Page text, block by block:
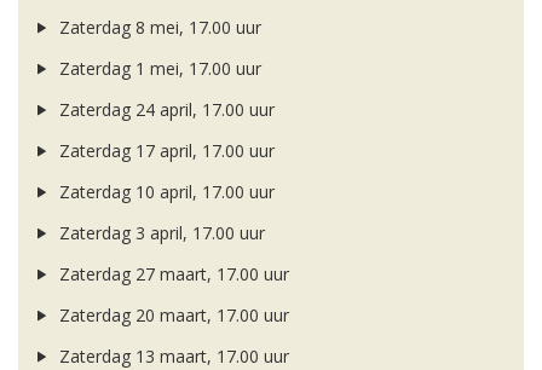
Zaterdag 8 mei, 17.00 uur
Zaterdag 1 mei, 17.00 uur
Zaterdag 24 april, 17.00 uur
Zaterdag 17 april, 17.00 uur
Zaterdag 10 april, 17.00 uur
Zaterdag 3 april, 17.00 uur
Zaterdag 27 maart, 17.00 uur
Zaterdag 20 maart, 17.00 uur
Zaterdag 13 maart, 17.00 uur